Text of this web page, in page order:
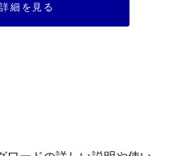
細を見る